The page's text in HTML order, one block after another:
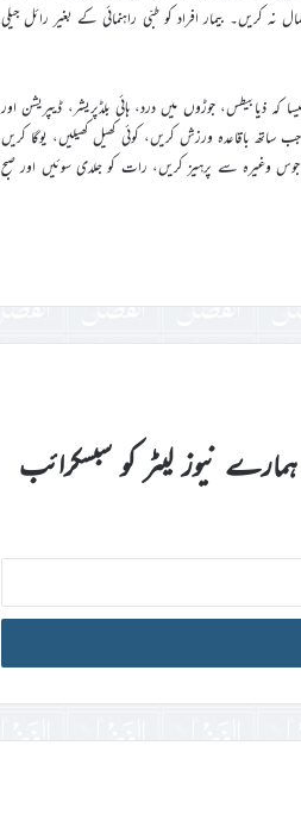
کریں۔ بیمار افراد کو طبّی راہنمائی کے بغیر رائل جیلی
ذیابیطس، جوڑوں میں درد، ہائی بلڈپریشر، ڈیپریشن اور
باقاعدہ ورزش کریں، کوئی کھیل کھیلیں، یوگا کریں
جوس وغیرہ سے پرہیز کریں، رات کو جلدی سوئیں اور صبح
نیوز لیٹر کو سبسکرائب